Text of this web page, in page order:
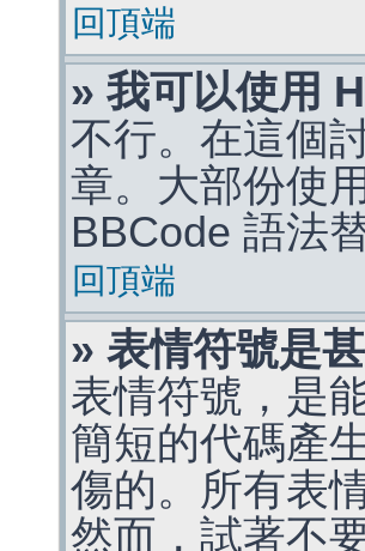
回頂端
» 我可以使用
不行。在這個
章。大部份使
BBCode 語法替
回頂端
» 表情符號是
表情符號，是
簡短的代碼產
傷的。所有表
然而，試著不